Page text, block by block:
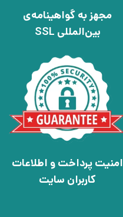
مجهز به گواهینامه‌ی
بین‌المللی SSL
امنیت پرداخت و اطلاعات
کاربران سایت